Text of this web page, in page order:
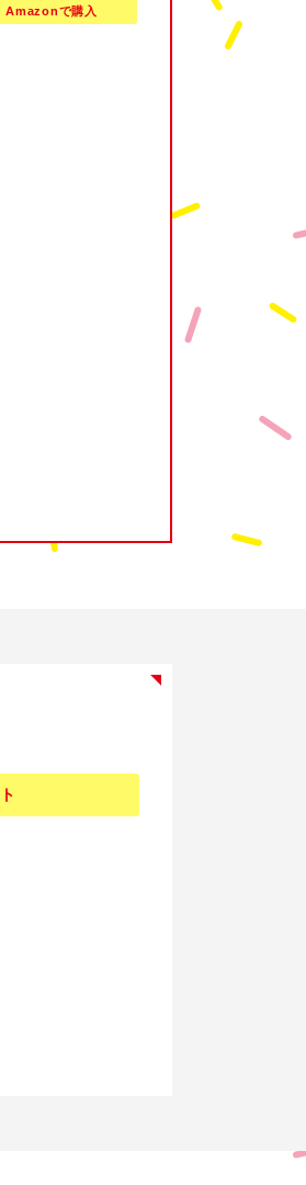
Amazonで購入